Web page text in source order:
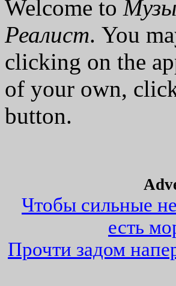
Welcome to
Реалист. You
clicking on the
of your own,
button.
Чтобы сильные
есть
Прочти задом